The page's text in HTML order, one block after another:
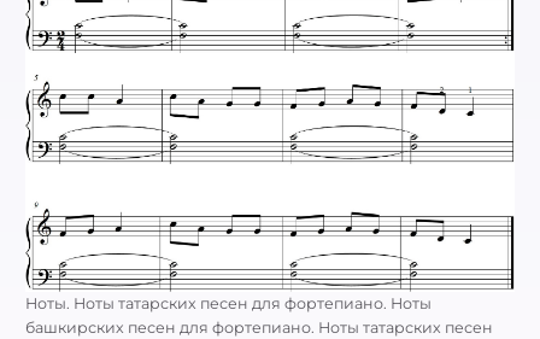
Ноты. Ноты татарских песен для фортепиано. Ноты
башкирских песен для фортепиано. Ноты татарских песен